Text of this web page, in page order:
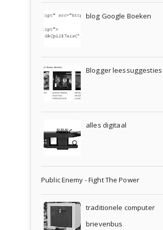
blog Google Boeken
Blogger leessuggesties
alles digitaal
Public Enemy - Fight The Power
traditionele computer
brievenbus